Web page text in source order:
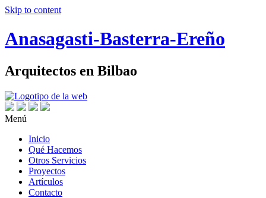
Skip to content
Anasagasti-Basterra-Ereño
Arquitectos en Bilbao
Menú
Inicio
Qué Hacemos
Otros Servicios
Proyectos
Artículos
Contacto